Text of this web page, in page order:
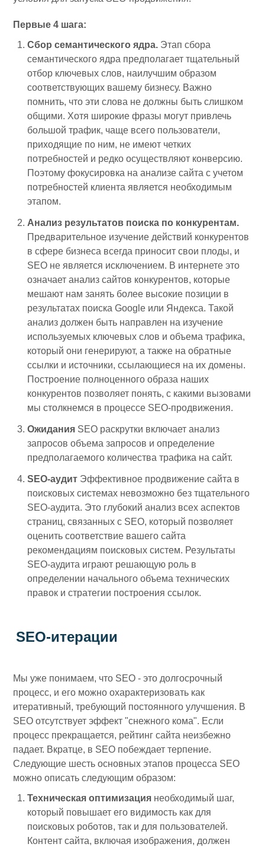
Первые 4 шага:
Сбор семантического ядра. Этап сбора
семантического ядра предполагает тщательный
отбор ключевых слов, наилучшим образом
соответствующих вашему бизнесу. Важно
помнить, что эти слова не должны быть слишком
общими. Хотя широкие фразы могут привлечь
большой трафик, чаще всего пользователи,
приходящие по ним, не имеют четких
потребностей и редко осуществляют конверсию.
Поэтому фокусировка на анализе сайта с учетом
потребностей клиента является необходимым
этапом.
Анализ результатов поиска по конкурентам.
Предварительное изучение действий конкурентов
в сфере бизнеса всегда приносит свои плоды, и
SEO не является исключением. В интернете это
означает анализ сайтов конкурентов, которые
мешают нам занять более высокие позиции в
результатах поиска Google или Яндекса. Такой
анализ должен быть направлен на изучение
используемых ключевых слов и объема трафика,
который они генерируют, а также на обратные
ссылки и источники, ссылающиеся на их домены.
Построение полноценного образа наших
конкурентов позволяет понять, с какими вызовами
мы столкнемся в процессе SEO-продвижения.
Ожидания SEO раскрутки включает анализ
запросов объема запросов и определение
предполагаемого количества трафика на сайт.
SEO-аудит Эффективное продвижение сайта в
поисковых системах невозможно без тщательного
SEO-аудита. Это глубокий анализ всех аспектов
страниц, связанных с SEO, который позволяет
оценить соответствие вашего сайта
рекомендациям поисковых систем. Результаты
SEO-аудита играют решающую роль в
определении начального объема технических
правок и стратегии построения ссылок.
SEO-итерации
Мы уже понимаем, что SEO - это долгосрочный
процесс, и его можно охарактеризовать как
итеративный, требующий постоянного улучшения. В
SEO отсутствует эффект "снежного кома". Если
процесс прекращается, рейтинг сайта неизбежно
падает. Вкратце, в SEO побеждает терпение.
Следующие шесть основных этапов процесса SEO
можно описать следующим образом:
Техническая оптимизация необходимый шаг,
который повышает его видимость как для
поисковых роботов, так и для пользователей.
Контент сайта, включая изображения, должен